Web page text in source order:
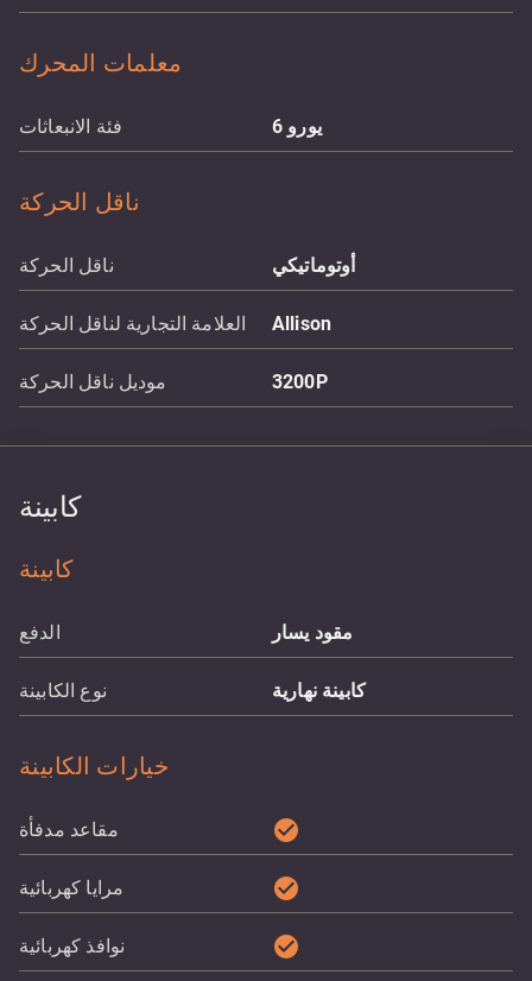
معلمات المحرك
فئة الانبعاثات يورو 6
ناقل الحركة
ناقل الحركة أوتوماتيكي
العلامة التجارية لناقل الحركة Allison
موديل ناقل الحركة 3200P
كابينة
كابينة
الدفع مقود يسار
نوع الكابينة كابينة نهارية
خيارات الكابينة
مقاعد مدفأة check_circle
مرايا كهربائية check_circle
نوافذ كهربائية check_circle